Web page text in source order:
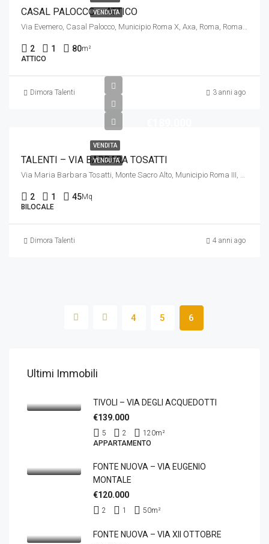
VENDUTA
CASAL PALOCCO – ATTICO
Via Evemero, Casal Palocco, Municipio Roma X, Axa, Roma, Roma Capitale, Lazio, 00124, Italia
2 1 80m²
ATTICO
Dimora Talenti 3 anni ago
VENDITA
VENDUTA
TALENTI – VIA BARBARA TOSATTI
Via Maria Barbara Tosatti, Monte Sacro Alto, Municipio Roma III, Roma, Roma Capitale, Lazio, 00137, Italia
2 1 45Mq
BILOCALE
Dimora Talenti 4 anni ago
4 5 6
Ultimi Immobili
TIVOLI – VIA DEGLI ACQUEDOTTI
€139.000
5 2 120m²
APPARTAMENTO
FONTE NUOVA – VIA EUGENIO
MONTALE
€120.000
2 1 50m²
FONTE NUOVA – VIA XII OTTOBRE